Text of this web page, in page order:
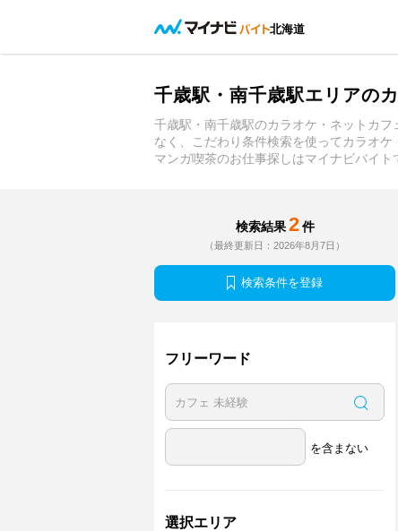
北海道
千歳駅・南千歳駅エリアの
千歳駅・南千歳駅のカラオケ・ネットカ
なく、こだわり条件検索を使ってカラオ
マンガ喫茶のお仕事探しはマイナビバイト
検索結果 2 件
（最終更新日：2026年8月7日）
検索条件を登録
フリーワード
を含まない
選択エリア